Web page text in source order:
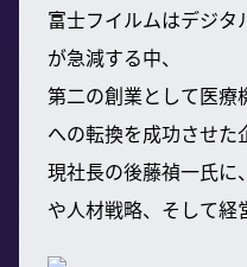
富士フイルムはデジ
が急減する中、
第二の創業として医療
への転換を成功させた
現社長の後藤禎一氏に
や人材戦略、そして経